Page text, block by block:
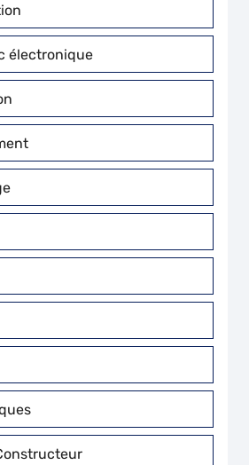
électronique